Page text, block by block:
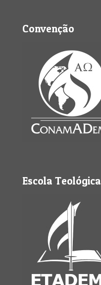
Convenção
Escola Teológica